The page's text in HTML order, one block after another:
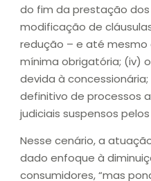
do fim da prestação dos
modificação de
redução – e até mesmo
mínima obrigatória; (iv)
devida à
definitivo de processos
judiciais suspensos
Nesse cenário, a
dado enfoque à
consumidores, “mas